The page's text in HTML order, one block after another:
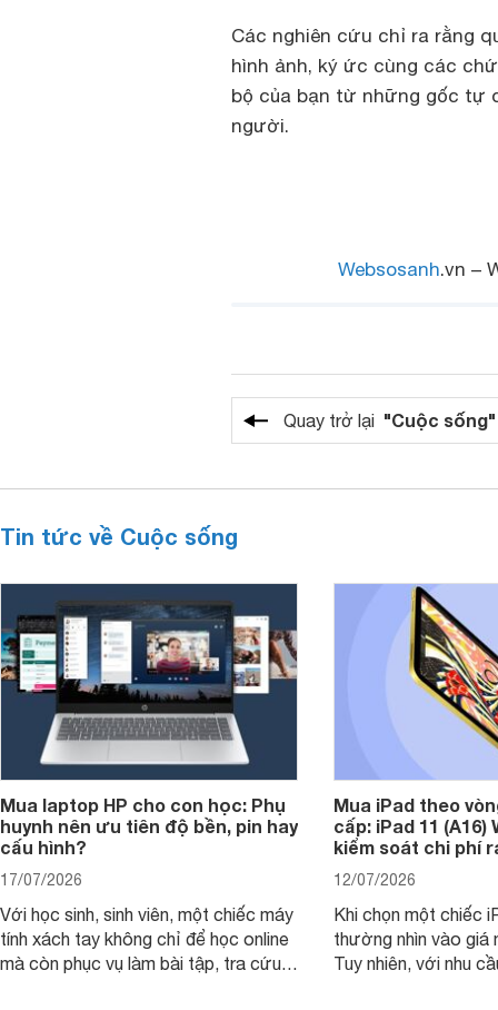
Các nghiên cứu chỉ ra rằng
hình ảnh, ký ức cùng các
bộ của bạn từ những gốc tự
người.
Websosanh.vn –
Quay trở lại "Cuộc sống"
Tin tức về Cuộc sống
Mua laptop HP cho con học: Phụ
huynh nên ưu tiên độ bền, pin hay
cấu hình?
17/07/2026
Với học sinh, sinh viên, một chiếc máy
tính xách tay không chỉ để học online
mà còn phục vụ làm bài tập, tra cứu,
Mua iPad theo
cấp: iPad 11 (A16)
kiểm soát chi phí
12/07/2026
Khi chọn một chiếc
thường nhìn vào
Tuy nhiên, với nhu